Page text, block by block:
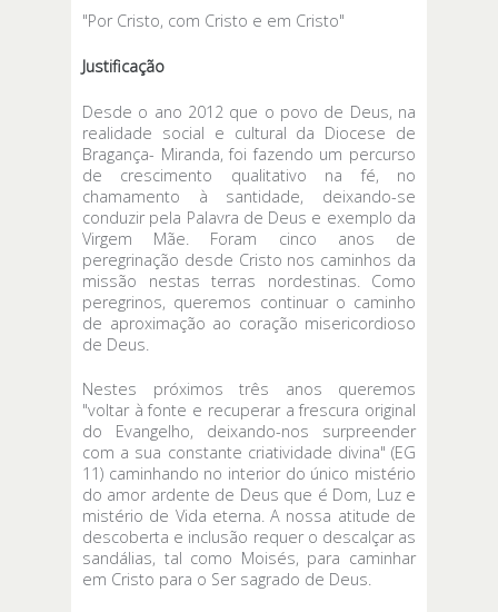
"Por Cristo, com Cristo e em Cristo"
Justificação
Desde o ano 2012 que o povo de Deus, na
realidade social e cultural da Diocese de
Bragança- Miranda, foi fazendo um percurso
de crescimento qualitativo na fé, no
chamamento à santidade, deixando-se
conduzir pela Palavra de Deus e exemplo da
Virgem Mãe. Foram cinco anos de
peregrinação desde Cristo nos caminhos da
missão nestas terras nordestinas. Como
peregrinos, queremos continuar o caminho
de aproximação ao coração misericordioso
de Deus.
Nestes próximos três anos queremos
"voltar à fonte e recuperar a frescura original
do Evangelho, deixando-nos surpreender
com a sua constante criatividade divina" (EG
11) caminhando no interior do único mistério
do amor ardente de Deus que é Dom, Luz e
mistério de Vida eterna. A nossa atitude de
descoberta e inclusão requer o descalçar as
sandálias, tal como Moisés, para caminhar
em Cristo para o Ser sagrado de Deus.